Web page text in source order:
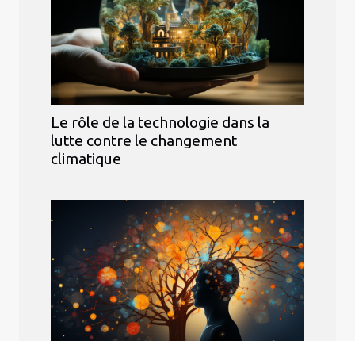
Le rôle de la technologie dans la
lutte contre le changement
climatique